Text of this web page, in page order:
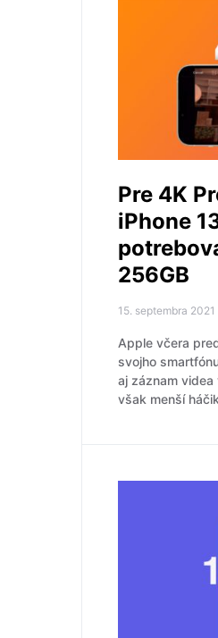
Pre 4K
iPhone
256GB
15. septembra 2021
Apple včera
svojho
aj záznam
však menší